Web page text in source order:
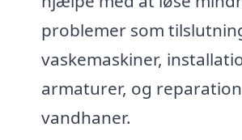
problemer som
vaskemaskiner,
armaturer, og
vandhaner.